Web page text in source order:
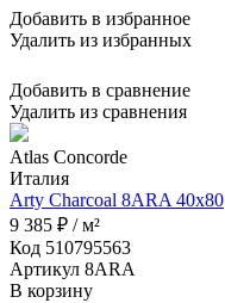
Добавить в избранное
Удалить из избранных
Добавить в сравнение
Удалить из сравнения
Atlas Concorde
Италия
Arty Charcoal 8ARA 40x80
9 385 ₽ / м²
Код 510795563
Артикул 8ARA
В корзину